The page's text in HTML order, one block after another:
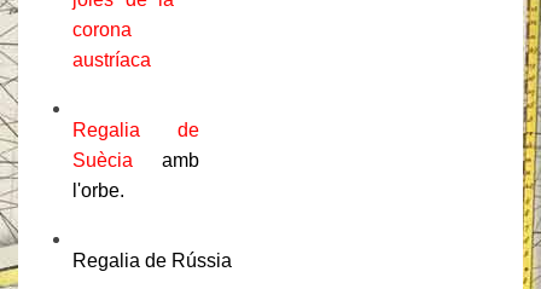
corona
austríaca
Regalia de
Suècia amb
l'orbe.
Regalia de Rússia